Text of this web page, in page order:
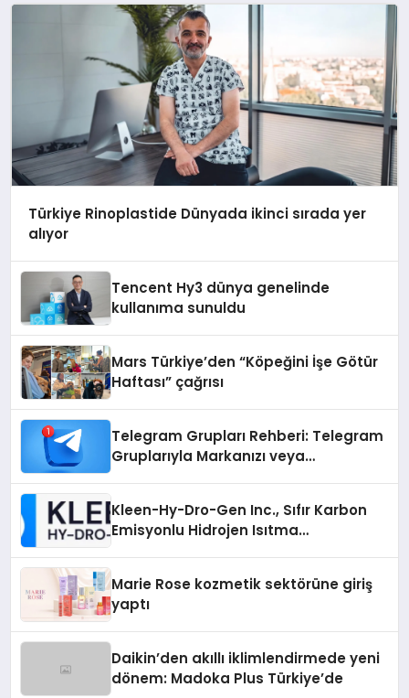
Türkiye Rinoplastide Dünyada ikinci sırada yer
alıyor
Tencent Hy3 dünya genelinde
kullanıma sunuldu
Mars Türkiye’den “Köpeğini İşe Götür
Haftası” çağrısı
Telegram Grupları Rehberi: Telegram
Gruplarıyla Markanızı veya
Kleen-Hy-Dro-Gen Inc., Sıfır Karbon
Emisyonlu Hidrojen Isıtma
Marie Rose kozmetik sektörüne giriş
yaptı
Daikin’den akıllı iklimlendirmede yeni
dönem: Madoka Plus Türkiye’de